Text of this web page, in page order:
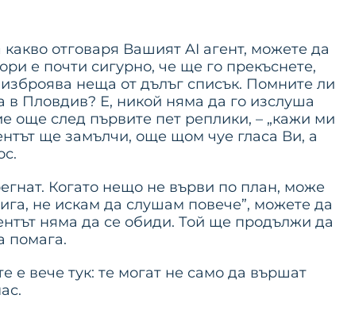
отговаря Вашият AI агент, можете да
е почти сигурно, че ще го прекъснете,
неща от дълъг списък. Помните ли
в Пловдив? Е, никой няма да го изслуша
още след първите пет реплики, – „кажи ми
ще замълчи, още щом чуе гласа Ви, а
Когато нещо не върви по план, може
не искам да слушам повече”, можете да
няма да се обиди. Той ще продължи да
помага.
е вече тук: те могат не само да вършат